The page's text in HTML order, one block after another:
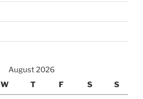
August 2026
W T F S S